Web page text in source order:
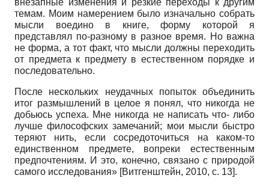
внезапные изменения и резкие переходы к другим
темам. Моим намерением было изначально собрать
мысли воедино в книге, форму которой я
представлял по-разному в разное время. Но важна
не форма, а тот факт, что мысли должны переходить
от предмета к предмету в естественном порядке и
последовательно.
После нескольких неудачных попыток объединить
итог размышлений в целое я понял, что никогда не
добьюсь успеха. Мне никогда не написать что- либо
лучше философских замечаний; мои мысли быстро
теряют нить, если сосредоточиться на каком-то
единственном предмете, вопреки естественным
предпочтениям. И это, конечно, связано с природой
самого исследования» [Витгенштейн, 2010, с. 13].